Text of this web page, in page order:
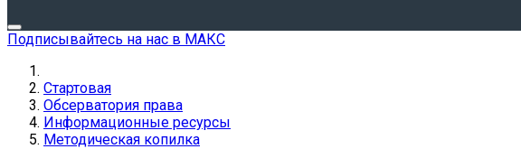
Подписывайтесь на нас в МАКС
Стартовая
Обсерватория права
Информационные ресурсы
Методическая копилка